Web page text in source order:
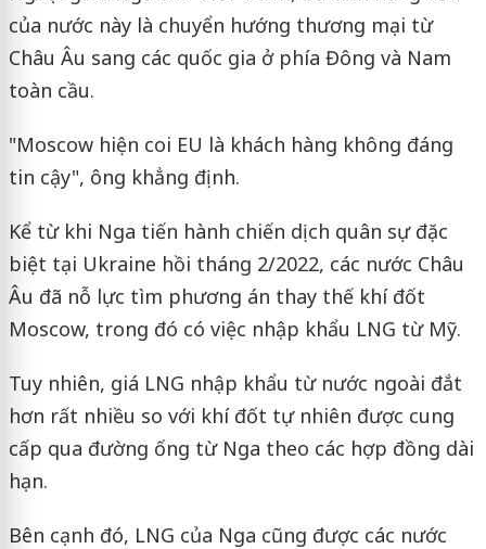
của nước này là chuyển hướng thương mại từ
Châu Âu sang các quốc gia ở phía Đông và Nam
toàn cầu.
"Moscow hiện coi EU là khách hàng không đáng
tin cậy", ông khẳng định.
Kể từ khi Nga tiến hành chiến dịch quân sự đặc
biệt tại Ukraine hồi tháng 2/2022, các nước Châu
Âu đã nỗ lực tìm phương án thay thế khí đốt
Moscow, trong đó có việc nhập khẩu LNG từ Mỹ.
Tuy nhiên, giá LNG nhập khẩu từ nước ngoài đắt
hơn rất nhiều so với khí đốt tự nhiên được cung
cấp qua đường ống từ Nga theo các hợp đồng dài
hạn.
Bên cạnh đó, LNG của Nga cũng được các nước